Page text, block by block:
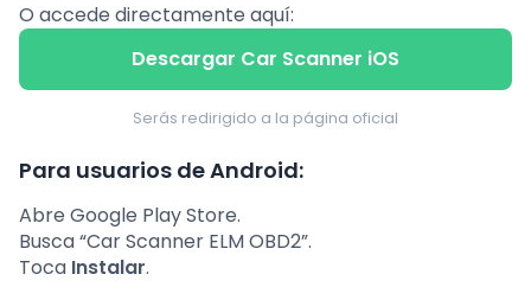
O accede directamente aquí:
Descargar Car Scanner iOS
Serás redirigido a la página oficial
Para usuarios de Android:
Abre Google Play Store.
Busca “Car Scanner ELM OBD2”.
Toca Instalar.